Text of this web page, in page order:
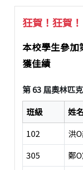
狂賀！狂賀！
本校學生參加
獲佳績
第 63 屆奧林匹
班級
姓
102
洪
305
鄭